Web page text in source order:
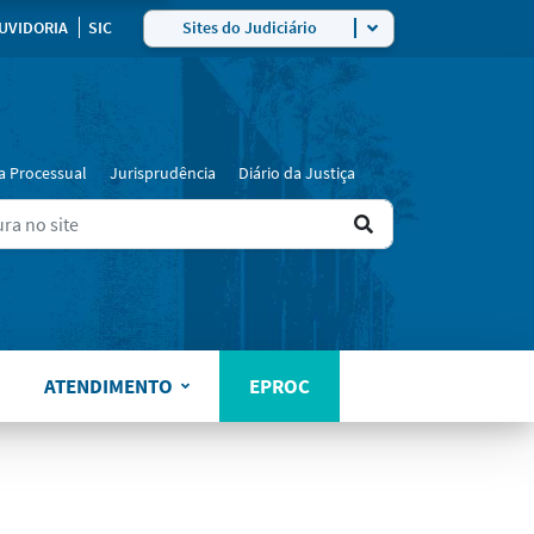
SIC Sites do Judiciário
Processual Jurisprudência Diário da Justiça
Ir
resultado
ATENDIMENTO EPROC